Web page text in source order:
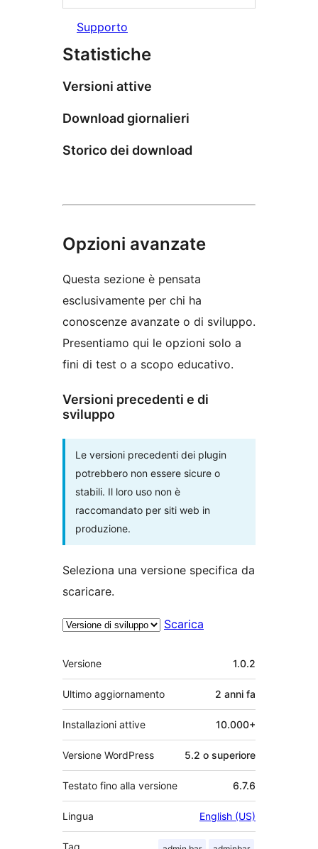
Supporto
Statistiche
Versioni attive
Download giornalieri
Storico dei download
Opzioni avanzate
Questa sezione è pensata
esclusivamente per chi ha
conoscenze avanzate o di sviluppo.
Presentiamo qui le opzioni solo a
fini di test o a scopo educativo.
Versioni precedenti e di
sviluppo
Le versioni precedenti dei plugin
potrebbero non essere sicure o
stabili. Il loro uso non è
raccomandato per siti web in
produzione.
Seleziona una versione specifica da
scaricare.
Scarica
Meta
Versione 1.0.2
Ultimo aggiornamento 2 anni fa
Installazioni attive 10.000+
Versione WordPress 5.2 o superiore
Testato fino alla versione 6.7.6
Lingua English (US)
Tag